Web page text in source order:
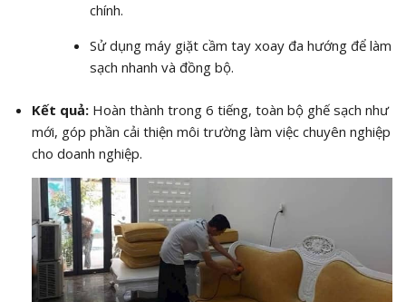
chính.
Sử dụng máy giặt cầm tay xoay đa hướng để làm
sạch nhanh và đồng bộ.
Kết quả:Hoàn thành trong 6 tiếng, toàn bộ ghế sạch như
mới, góp phần cải thiện môi trường làm việc chuyên nghiệp
cho doanh nghiệp.